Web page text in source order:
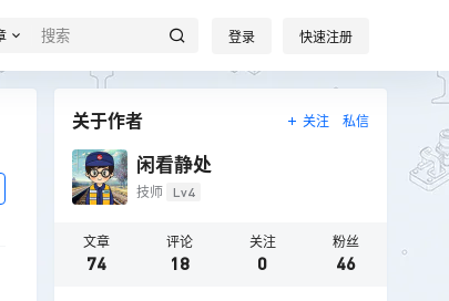
登录 快速注册
关于作者 关注 私信
闲看静处
技师 Lv4
文章
74
评论
18
关注
0
粉丝
46